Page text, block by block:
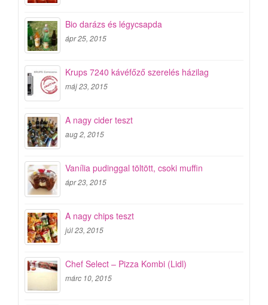
Bio darázs és légycsapda
ápr 25, 2015
Krups 7240 kávéfőző szerelés házilag
máj 23, 2015
A nagy cider teszt
aug 2, 2015
Vanília pudinggal töltött, csoki muffin
ápr 23, 2015
A nagy chips teszt
júl 23, 2015
Chef Select – Pizza Kombi (Lidl)
márc 10, 2015